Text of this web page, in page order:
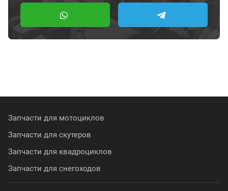
Запчасти для мотоциклов
Запчасти для скутеров
Запчасти для квадроциклов
Запчасти для снегоходов